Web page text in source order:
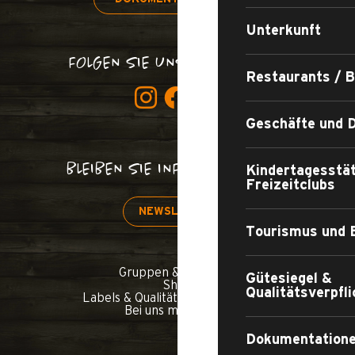
Unterkunft
Restaurants /
Geschäfte und
Freizeitclubs
Tourismus und
Gütesiegel &
FOLGEN SIE UNS, VERDAMMT!
BLEIBEN SIE INFORMIERT!
NEWSLETTER
Gruppen & Seminare
Shop
Labels & Qualitätsverpflichtungen
Bei uns mitmachen